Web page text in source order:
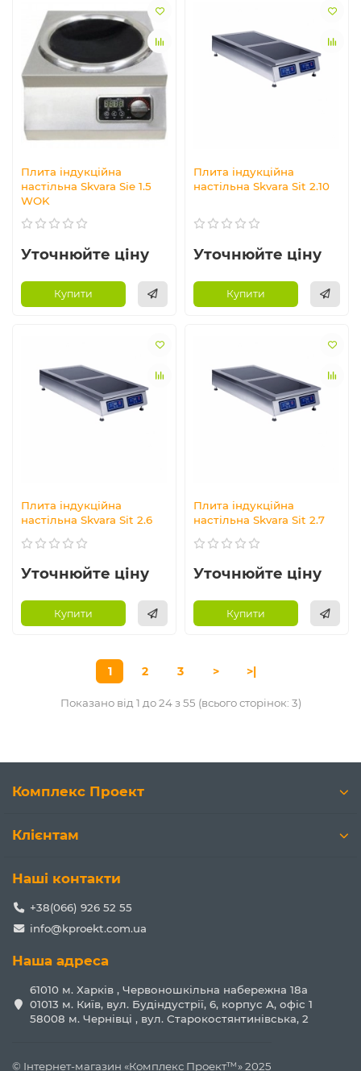
Плита індукційна
настільна Skvara Sie 1.5
WOK
Уточнюйте ціну
Купити
Плита індукційна
настільна Skvara Sit 2.10
Уточнюйте ціну
Купити
Плита індукційна
настільна Skvara Sit 2.6
Уточнюйте ціну
Купити
Плита індукційна
настільна Skvara Sit 2.7
Уточнюйте ціну
Купити
1 2 3 > >|
Показано від 1 до 24 з 55 (всього сторінок: 3)
Комплекс Проект
Клієнтам
Наші контакти
+38(066) 926 52 55
info@kproekt.com.ua
Наша адреса
61010 м. Харків , Червоношкільна набережна 18а
01013 м. Київ, вул. Будіндустрії, 6, корпус А, офіс 1
58008 м. Чернівці , вул. Старокостянтинівська, 2
© Інтернет-магазин «Комплекс Проект™» 2025